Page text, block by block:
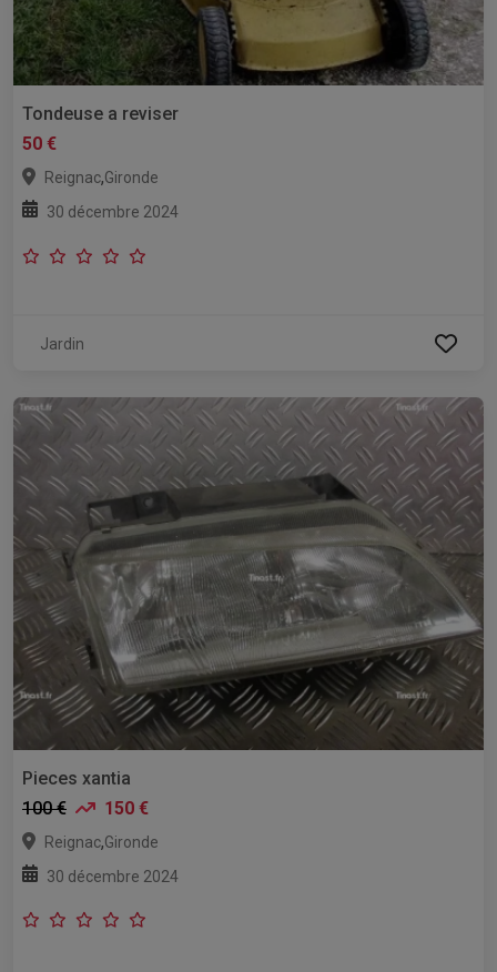
Tondeuse a reviser
50 €
Reignac,Gironde
30 décembre 2024
Jardin
Pieces xantia
100 €
150 €
Reignac,Gironde
30 décembre 2024